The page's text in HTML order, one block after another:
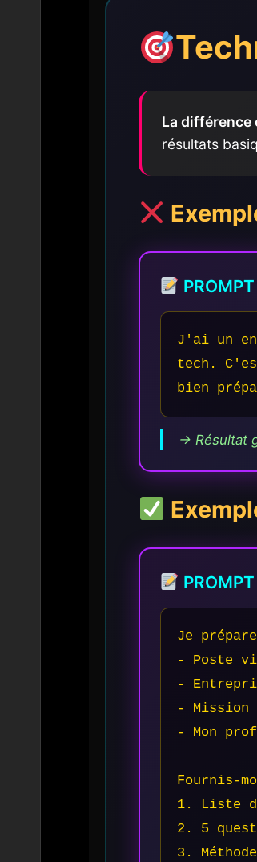
La différence
résultats
J'ai un
tech.
bien
→ Résultat
Je
- Poste
-
- Mission
- Mon
Fournis-
1. Liste
2. 5
3.